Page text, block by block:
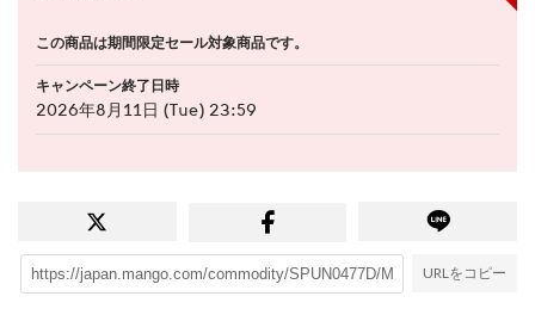
この商品は期間限定セール対象商品です。
キャンペーン終了日時
2026年8月11日 (Tue) 23:59
URLをコピー